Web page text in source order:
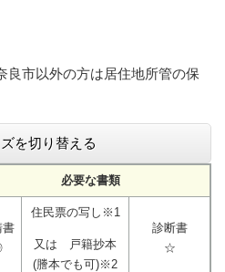
良市以外の方は居住地所管の保
を切り替える
必要な書類
書
住民票の写し※1
又は 戸籍抄本
(謄本でも可)※2
診断書
☆